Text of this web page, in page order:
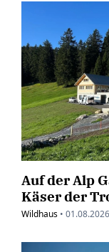
Auf der Alp
Käser der
Wildhaus • 01.08.2026